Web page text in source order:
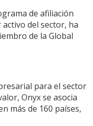
de afiliación
del sector, ha
de la Global
para el sector
Onyx se asocia
más de 160 países,